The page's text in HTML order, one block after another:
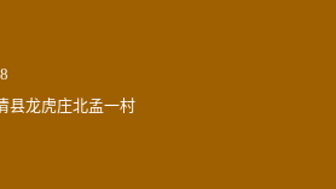
县龙虎庄北孟一村